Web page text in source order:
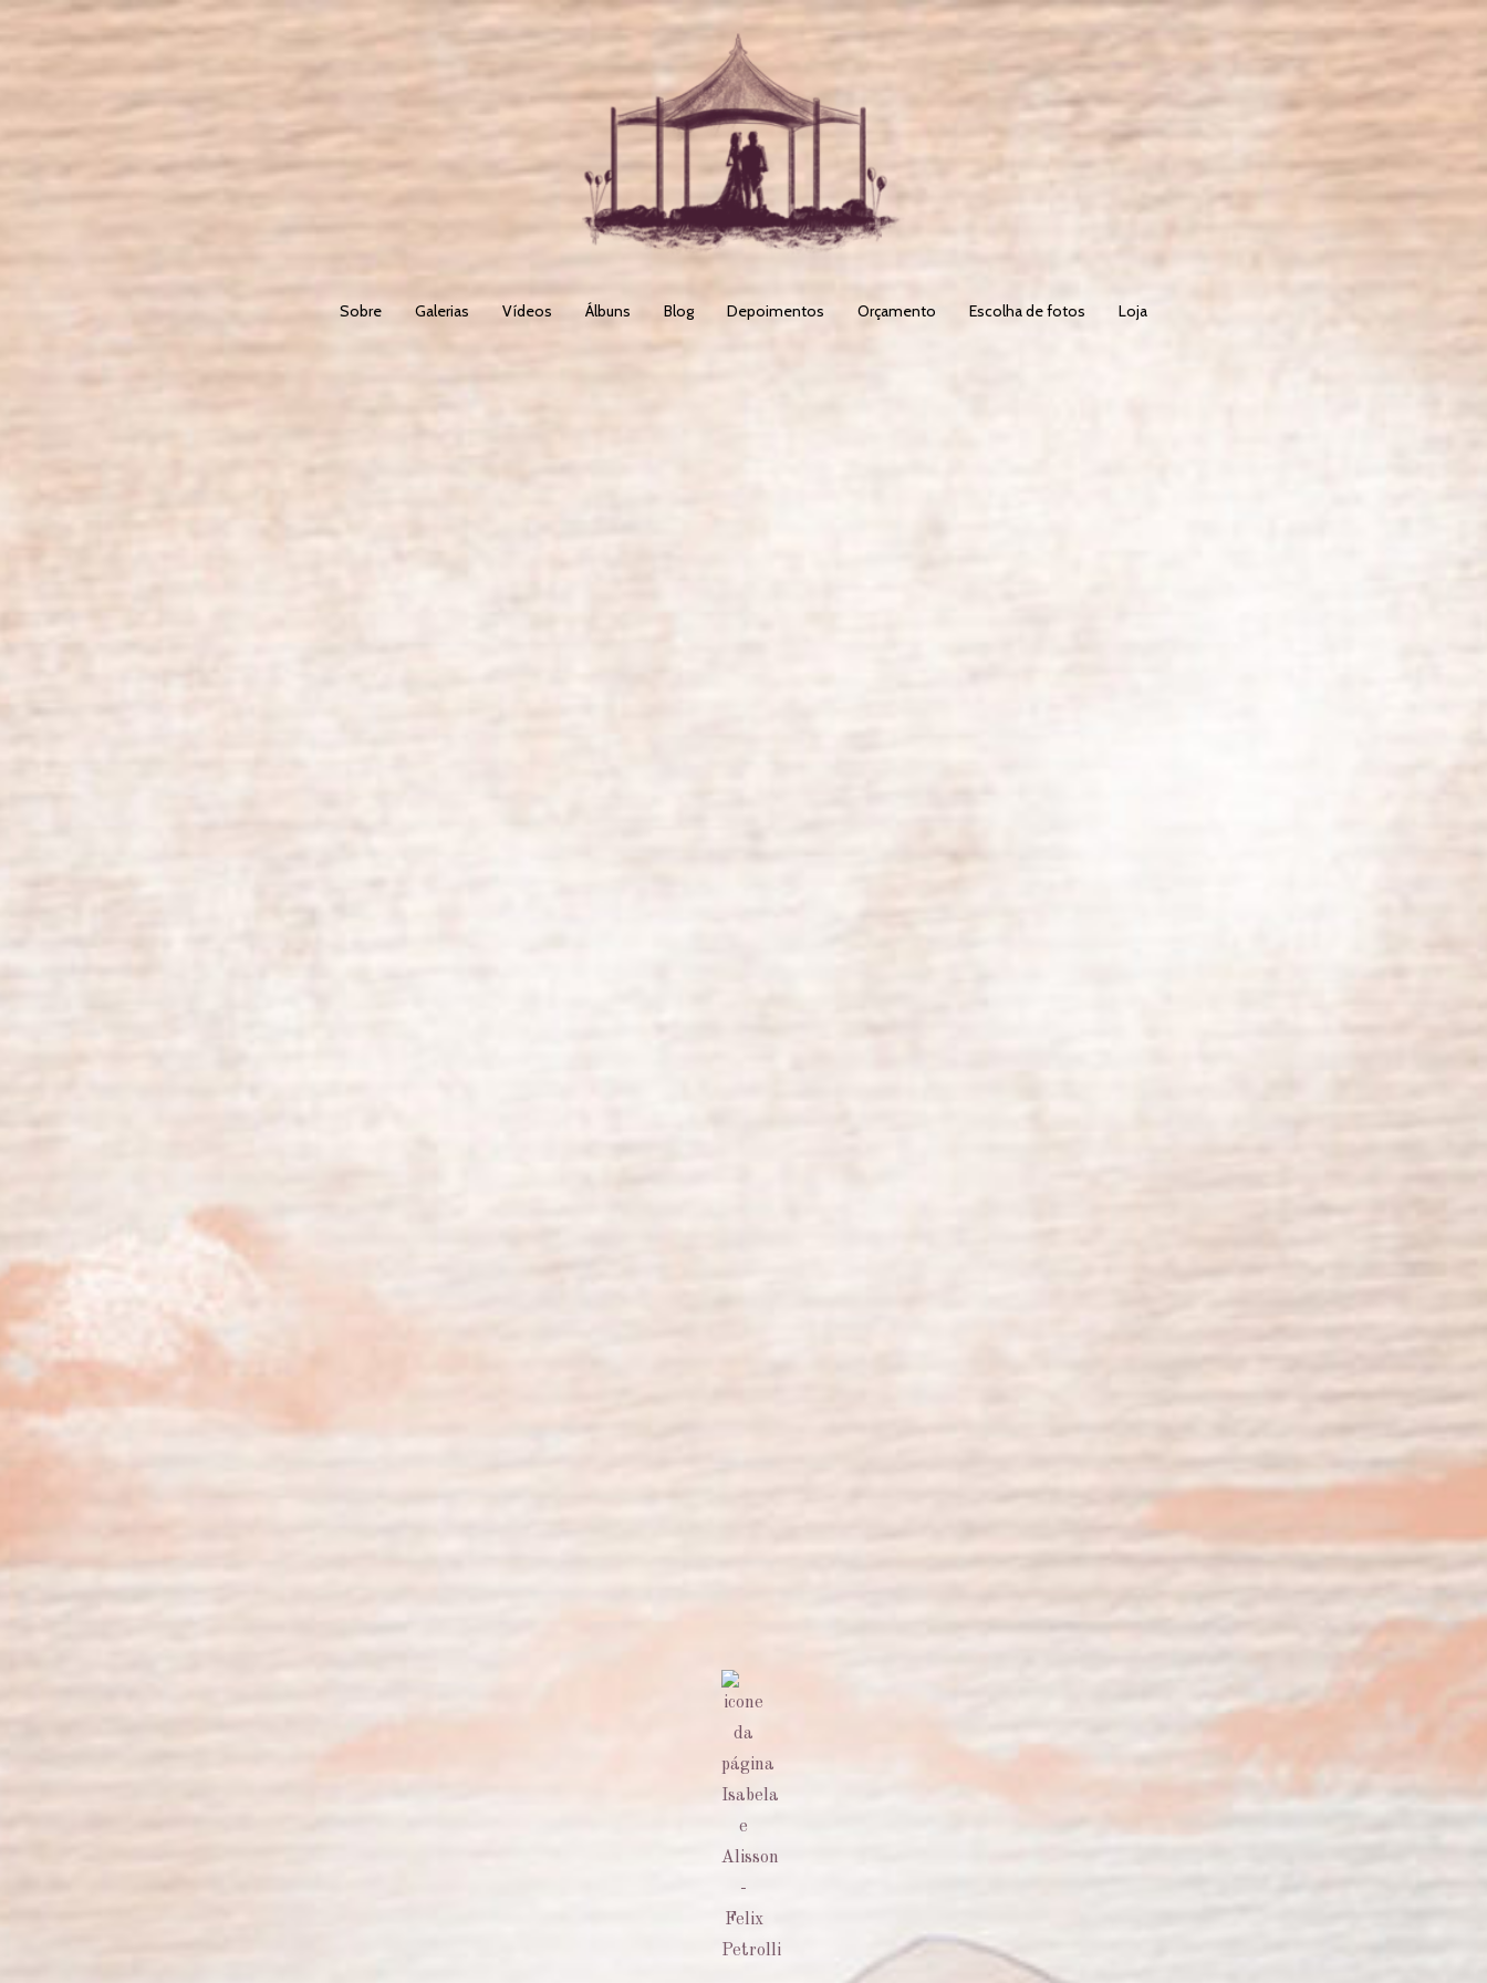
Sobre Galerias Vídeos Álbuns Blog Depoimentos Orçamento Escolha de fotos Loja